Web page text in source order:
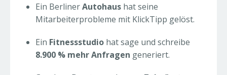
Ein BerlinerAutohaus hat seine
Mitarbeiterprobleme mit KlickTipp gelöst.
Ein Fitnessstudio hat sage und schreibe
8.900 % mehr Anfragen generiert.